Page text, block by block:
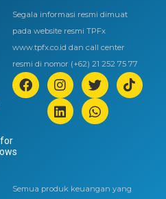
Segala informasi resmi dimuat
pada website resmi TPFx
www.tpfx.co.id dan call center
resmi di nomor (+62) 21 252 75 77
Semua produk keuangan yang